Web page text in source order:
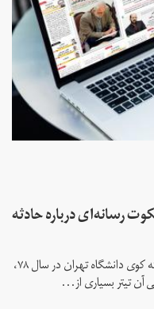
رسانه‌ای درباره حادثه
مناظره تاج‌زاده و زاکانی بر سر زوایای پنهان حادثه کوی دانشگاه تهران در سال ۷۸،
آن تیتر بسیاری از...